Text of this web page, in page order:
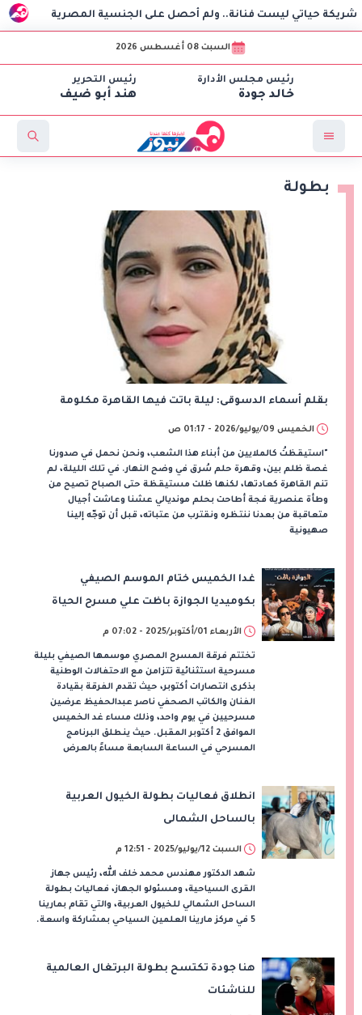
استغاثة ليست فنانة.. ولم أحصل على الجنسية المصرية
السبت 08 أغسطس 2026
رئيس مجلس الأدارة
خالد جودة
رئيس التحرير
هند أبو ضيف
بطولة
بقلم أسماء الدسوقى:​ ليلة باتت فيها القاهرة مكلومة
الخميس 09/يوليو/2026 - 01:17 ص
​"استيقظتُ كالملايين من أبناء هذا الشعب، ونحن نحمل في صدورنا
غصة ظلم بين، وقهرة حلم سُرق في وضح النهار. في تلك الليلة، لم
تنم القاهرة كعادتها، لكنها ظلت مستيقظة حتى الصباح تصيح من
وطأة عنصرية فجة أطاحت بحلم مونديالي عشنا وعاشت أجيال
متعاقبة من بعدنا ننتظره ونقترب من عتباته، قبل أن توجّه إلينا
صهيونية
غدا الخميس ختام الموسم الصيفي
بكوميديا الجوازة باظت علي مسرح الحياة
الأربعاء 01/أكتوبر/2025 - 07:02 م
تختتم فرقة المسرح المصري موسمها الصيفي بليلة
مسرحية استثنائية تتزامن مع الاحتفالات الوطنية
بذكرى انتصارات أكتوبر، حيث تقدم الفرقة بقيادة
الفنان والكاتب الصحفي ناصر عبدالحفيظ عرضين
مسرحيين في يوم واحد، وذلك مساء غد الخميس
الموافق 2 أكتوبر المقبل. حيث ينطلق البرنامج
المسرحي في الساعة السابعة مساءً بالعرض
انطلاق فعاليات بطولة الخيول العربية
بالساحل الشمالى
السبت 12/يوليو/2025 - 12:51 م
شهد الدكتور مهندس محمد خلف الله، رئيس جهاز
القرى السياحية، ومسئولو الجهاز، فعاليات بطولة
الساحل الشمالي للخيول العربية، والتي تقام بمارينا
5 في مركز مارينا العلمين السياحي بمشاركة واسعة.
هنا جودة تكتسح بطولة البرتغال العالمية
للناشئات